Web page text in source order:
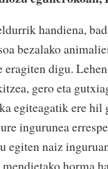
handiena,
bezalako
eragiten digu.
gero eta
egiteagatik ere hil
ingurunea
egiten naiz